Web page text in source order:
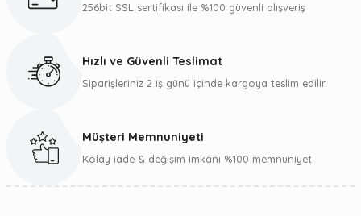
256bit SSL sertifikası ile %100 güvenli alışveriş
Hızlı ve Güvenli Teslimat
Siparişleriniz 2 iş günü içinde kargoya teslim edilir.
Müşteri Memnuniyeti
Kolay iade & değişim imkanı %100 memnuniyet